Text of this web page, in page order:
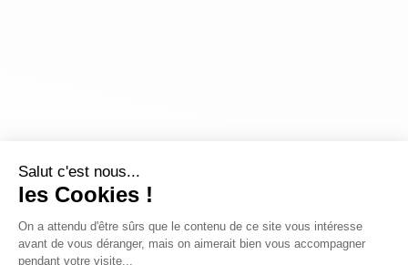
Salut c'est nous...
les Cookies !
On a attendu d'être sûrs que le contenu de ce site vous intéresse
avant de vous déranger, mais on aimerait bien vous accompagner
pendant votre visite...